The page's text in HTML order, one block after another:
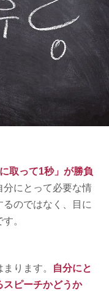
取って1秒」が勝負
分にとって必要な情
のではなく、目に
。
ります。
自分にと
スピーチかどうか